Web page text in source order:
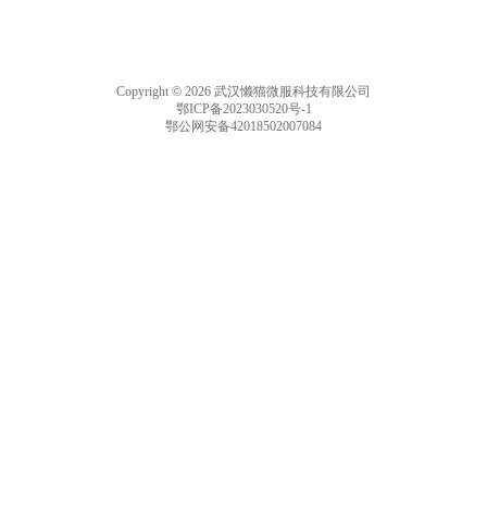
Copyright © 2026 武汉懒猫微服科技有限公司
鄂ICP备2023030520号-1
鄂公网安备42018502007084